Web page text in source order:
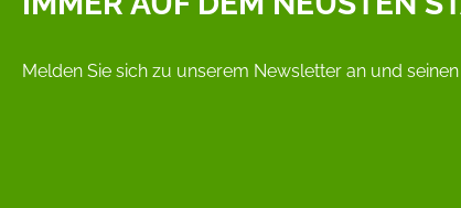
Melden Sie sich zu unserem Newsletter an und